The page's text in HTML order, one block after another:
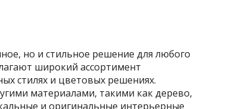
но и стильное решение для любого
широкий ассортимент
стилях и цветовых решениях.
материалами, такими как дерево,
и оригинальные интерьерные